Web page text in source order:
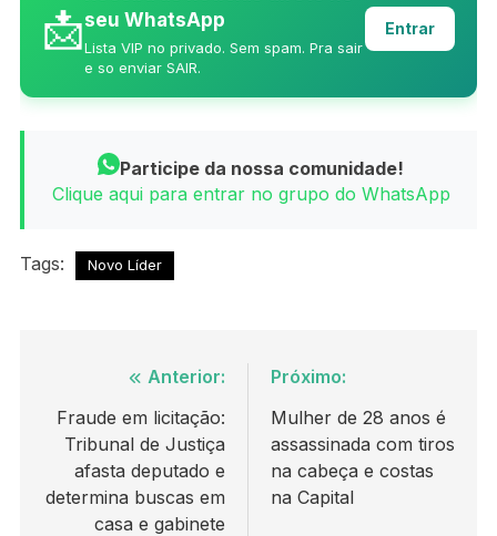
📩seu WhatsApp
Lista VIP no privado. Sem spam. Pra sair
e so enviar SAIR.
Entrar
Participe da nossa comunidade!
Clique aqui para entrar no grupo do WhatsApp
Tags: Novo Líder
Navegação
de
Post
Anterior:
Fraude em licitação:
Tribunal de Justiça
afasta deputado e
determina buscas em
casa e gabinete
Próximo:
Mulher de 28 anos é
assassinada com tiros
na cabeça e costas
na Capital